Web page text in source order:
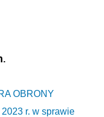
OBRONY
r. w sprawie